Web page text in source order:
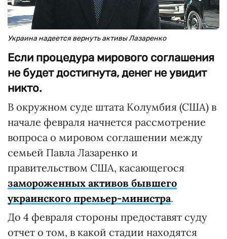
Украина надеется вернуть активы Лазаренко
Если процедура мирового соглашения
не будет достигнута, денег не увидит
никто.
В окружном суде штата Колумбия (США) в
начале февраля начнется рассмотрение
вопроса о мировом соглашении между
семьей Павла Лазаренко и
правительством США, касающегося
замороженных активов бывшего
украинского премьер-министра.
До 4 февраля стороны предоставят суду
отчет о том, в какой стадии находятся